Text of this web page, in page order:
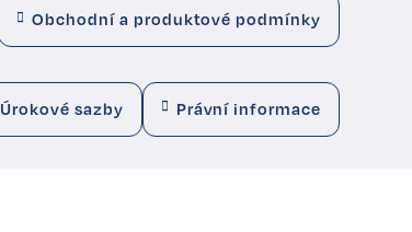
Obchodní a produktové podmínky
Úrokové sazby Právní informace